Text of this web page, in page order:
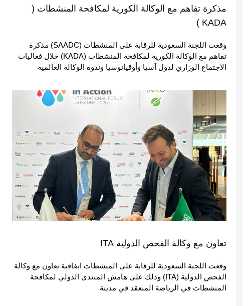
مذكرة تفاهم مع الوكالة الكورية لمكافحة المنشطات (
KADA )
وقعت اللجنة السعودية للرقابة على المنشطات (SAADC) مذكرة
تفاهم مع الوكالة الكورية لمكافحة المنشطات (KADA) خلال فعاليات
الاجتماع الوزاري لدول آسيا وأوقيانوسيا وندوة الوكالة العالمية
تعاون مع وكالة الفحص الدولية ITA
وقعت اللجنة السعودية للرقابة على المنشطات اتفاقية تعاون مع وكالة
الفحص الدولية (ITA) وذلك على هامش المنتدى الدولي لمكافحة
المنشطات في الرياضة المنعقد في مدينة